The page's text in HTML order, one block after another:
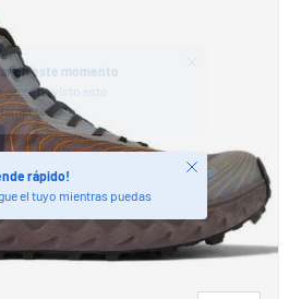
rápido!
el tuyo mientras puedas
Cerrar